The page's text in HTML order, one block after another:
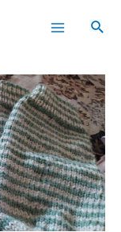
Main